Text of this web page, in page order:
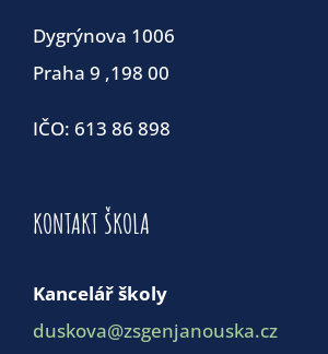
Dygrýnova 1006
Praha 9 ,198 00
IČO: 613 86 898
KONTAKT ŠKOLA
Kancelář školy
duskova@zsgenjanouska.cz